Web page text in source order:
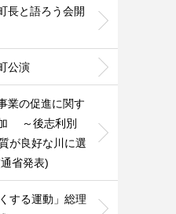
長と語ろう会開
公演
業の促進に関す
～後志利別
が良好な川に選
省発表)
する運動」総理